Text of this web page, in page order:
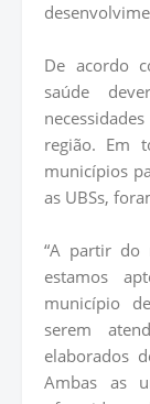
De acordo
saúde
região. Em
municípios
as UBSs,
“A partir do
estamos
município
serem
elaborados
Ambas as